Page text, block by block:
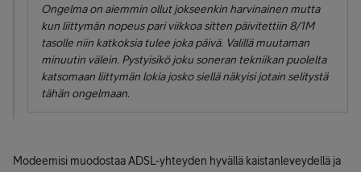
Ongelma on aiemmin ollut jokseenkin harvinainen mutta
kun liittymän nopeus pari viikkoa sitten päivitettiin 8/1M
tasolle niin katkoksia tulee joka päivä. Valillä muutaman
minuutin välein. Pystyisikö joku soneran tekniikan puolelta
katsomaan liittymän lokia josko siellä näkyisi jotain selitystä
tähän ongelmaan.
Modeemisi muodostaa ADSL-yhteyden hyvällä kaistanleveydellä ja